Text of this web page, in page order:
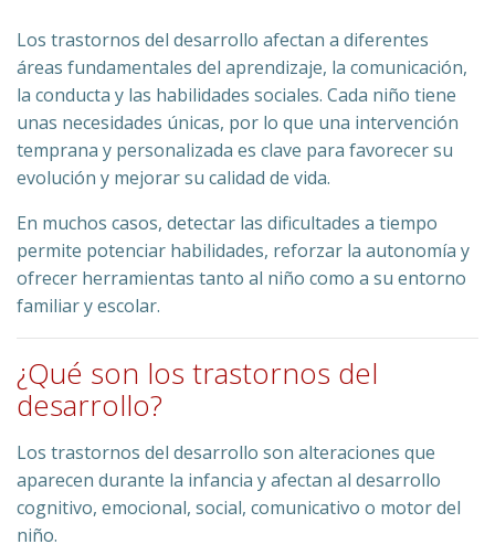
Los trastornos del desarrollo afectan a diferentes
áreas fundamentales del aprendizaje, la comunicación,
la conducta y las habilidades sociales. Cada niño tiene
unas necesidades únicas, por lo que una intervención
temprana y personalizada es clave para favorecer su
evolución y mejorar su calidad de vida.
En muchos casos, detectar las dificultades a tiempo
permite potenciar habilidades, reforzar la autonomía y
ofrecer herramientas tanto al niño como a su entorno
familiar y escolar.
¿Qué son los trastornos del
desarrollo?
Los trastornos del desarrollo son alteraciones que
aparecen durante la infancia y afectan al desarrollo
cognitivo, emocional, social, comunicativo o motor del
niño.